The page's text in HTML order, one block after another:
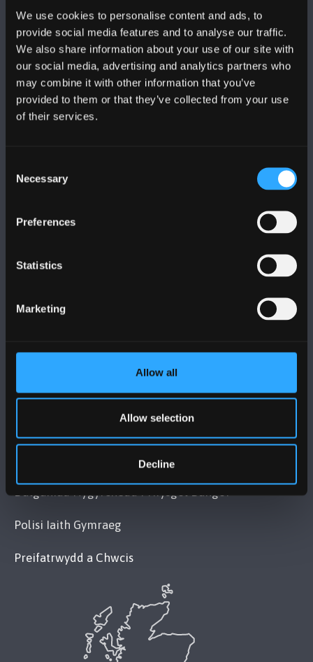
We use cookies to personalise content and ads, to
provide social media features and to analyse our traffic.
We also share information about your use of our site with
our social media, advertising and analytics partners who
may combine it with other information that you’ve
provided to them or that they’ve collected from your use
of their services.
Selection
Necessary
Preferences
Statistics
Marketing
Allow all
Allow selection
Decline
DILYNWCH NI
+44 (0)1248 351151
POLISI
Cydymffurfiaeth Gyfreithiol
Datganiad Deddf Caethwasiaeth Modern 2015
Datganiad Hygyrchedd Prifysgol Bangor
Polisi Iaith Gymraeg
Preifatrwydd a Chwcis